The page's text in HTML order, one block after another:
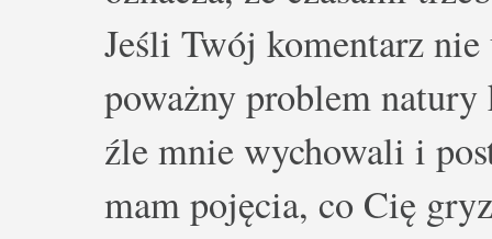
Jeśli Twój komentarz nie
poważny problem
źle mnie wychowali i
mam pojęcia, co Cię